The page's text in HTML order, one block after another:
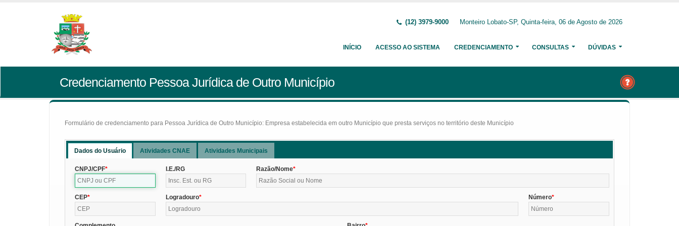
(12) 3979-9000 Monteiro Lobato-SP, Quinta-feira, 06 de Agosto de 2026
INÍCIO ACESSO AO SISTEMA CREDENCIAMENTO CONSULTAS DÚVIDAS
Credenciamento Pessoa Jurídica de Outro Município
Formulário de credenciamento para Pessoa Jurídica de Outro Município: Empresa estabelecida em outro Município que presta serviços no território deste Município
Dados do Usuário Atividades CNAE Atividades Municipais
CNPJ/CPF I.E./RG Razão/Nome
CEP Logradouro Número